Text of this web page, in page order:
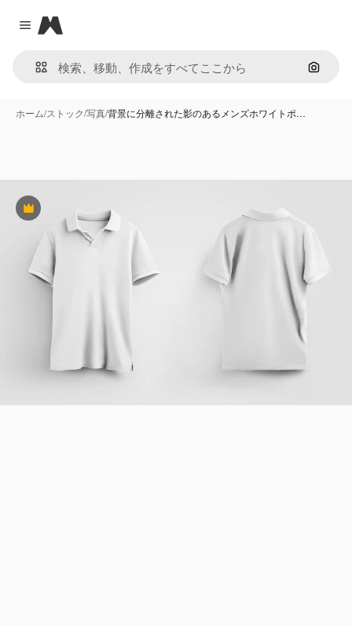
Close menu
Magnific
画像で
ホーム/ストック/写真/背景に分離された影のあるメンズホワイトポ…
Premium